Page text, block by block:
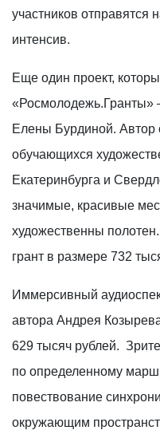
участников отправятся
интенсив.
Еще один проект,
«Росмолодежь.Гранты»
Елены Бурдиной. Автор
обучающихся
Екатеринбурга и
значимые, красивые
художественны
грант в размере 732
Иммерсивный
автора Андрея
629 тысяч рублей.
по определенному
повествование
окружающим